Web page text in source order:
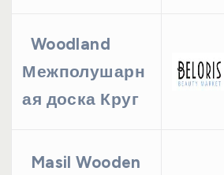
Woodland
Межполушарн
ая доска Круг
Masil Wooden